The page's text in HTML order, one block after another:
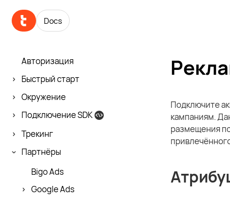
Docs
Авторизация
Быстрый старт
Окружение
Подключение SDK
Трекинг
Партнёры
Bigo Ads
Google Ads
Подключите
кампаниям.
размещения